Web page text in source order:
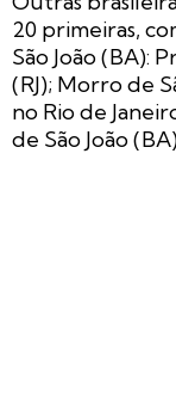
20 primeiras,
São João (BA):
(RJ); Morro de
no Rio de
de São João